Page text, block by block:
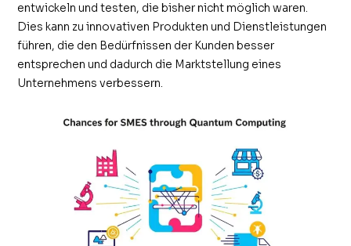
entwickeln und testen, die bisher nicht möglich waren.
Dies kann zu innovativen Produkten und Dienstleistungen
führen, die den Bedürfnissen der Kunden besser
entsprechen und dadurch die Marktstellung eines
Unternehmens verbessern.